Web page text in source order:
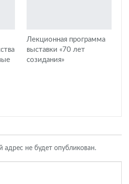
Лекционная программа
выставки «70 лет
созидания»
адрес не будет опубликован.